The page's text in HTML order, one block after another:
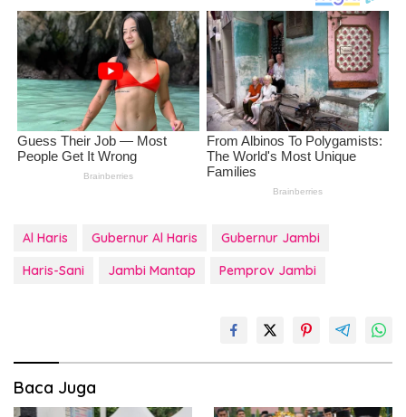
Al Haris Gubernur Al Haris
Gubernur Jambi
Haris-Sani
Jambi Mantap Pemprov Jambi
Baca Juga